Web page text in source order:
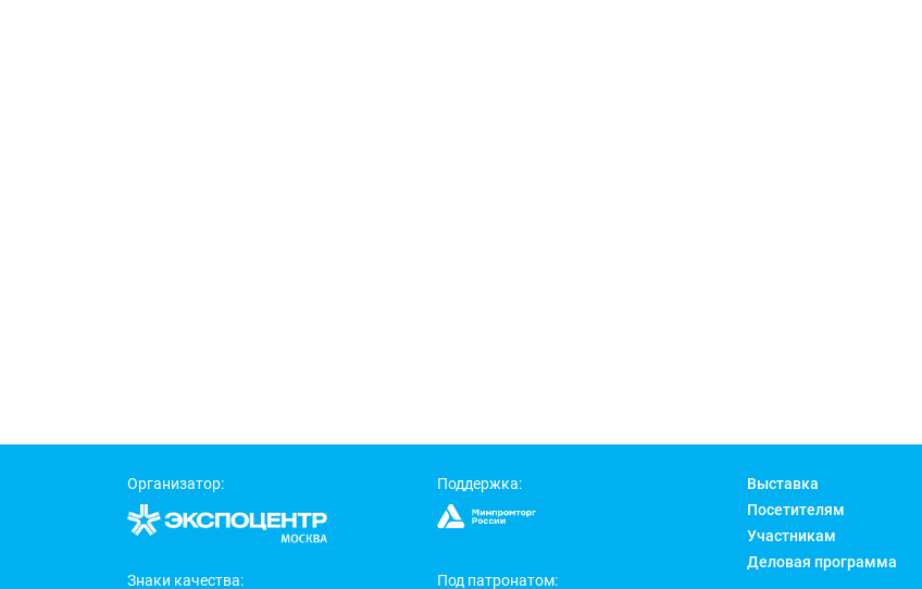
Организатор:
Знаки качества:
Поддержка:
Под патронатом:
Выставка
Посетителям
Участникам
Деловая программа